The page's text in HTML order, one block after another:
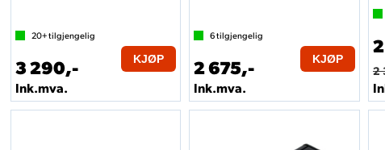
20+tilgjengelig
3 290,-
Ink.mva.
KJØP
6tilgjengelig
2 675,-
Ink.mva.
KJØP
2